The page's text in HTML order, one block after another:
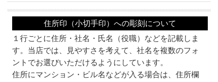
住所印（小切手印）への彫刻について
１行ごとに住所・社名・氏名（役職）などを記載しま
す。当店では、見やすさを考えて、社名を複数のフォ
ントでお選びいただけるようにしています。
住所にマンション・ビル名などが入る場合は、住所欄